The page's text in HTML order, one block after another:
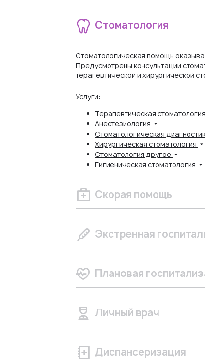
Стоматология
Стоматологическая помощь
Предусмотрены консультации
терапевтической и хирургической
Услуги:
Терапевтическая стоматология
Анестезиология
Стоматологическая
Хирургическая стоматология
Стоматология другое
Гигиеническая стоматология
Скорая помощь
Экстренная
Плановая
Личный врач
Диспансеризация